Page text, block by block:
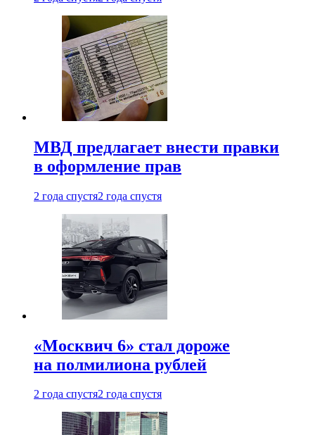
МВД предлагает внести правки
в оформление прав
2 года спустя2 года спустя
«Москвич 6» стал дороже
на полмилиона рублей
2 года спустя2 года спустя